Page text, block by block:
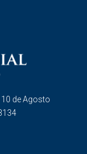
de Agosto